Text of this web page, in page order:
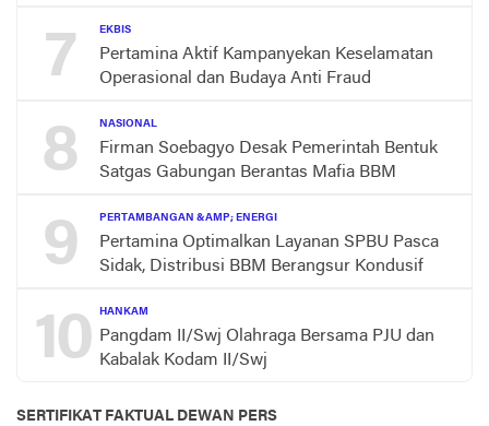
7 EKBIS
Pertamina Aktif Kampanyekan Keselamatan
Operasional dan Budaya Anti Fraud
8 NASIONAL
Firman Soebagyo Desak Pemerintah Bentuk
Satgas Gabungan Berantas Mafia BBM
9 PERTAMBANGAN &AMP; ENERGI
Pertamina Optimalkan Layanan SPBU Pasca
Sidak, Distribusi BBM Berangsur Kondusif
10 HANKAM
Pangdam II/Swj Olahraga Bersama PJU dan
Kabalak Kodam II/Swj
SERTIFIKAT FAKTUAL DEWAN PERS